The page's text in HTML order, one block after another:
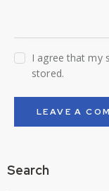
I agree that my
stored.
Search